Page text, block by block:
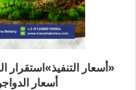
«أسعار
أسعار